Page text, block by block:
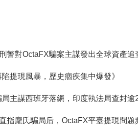
警對OctaFX騙案主謀發出全球資產追
陷提現風暴，歷史痼疾集中爆發》
局主謀西班牙落網，印度執法局查封
指龐氏騙局后，OctaFX平臺提現問